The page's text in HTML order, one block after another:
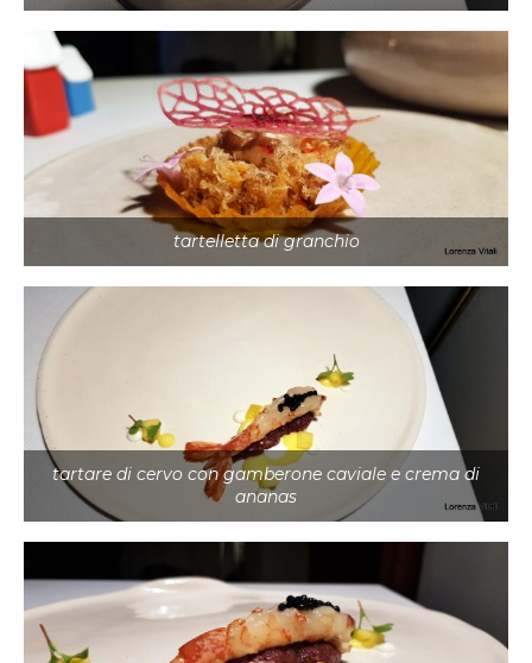
tartelletta di granchio
tartare di cervo con gamberone caviale e crema di
ananas